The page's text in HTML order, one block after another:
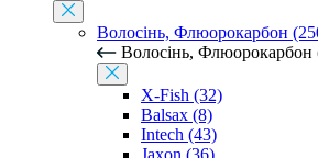
Волосінь, Флюорокарбон
Волосінь, Флюорокарбон
X-Fish (32)
Balsax (8)
Intech (43)
Jaxon (36)